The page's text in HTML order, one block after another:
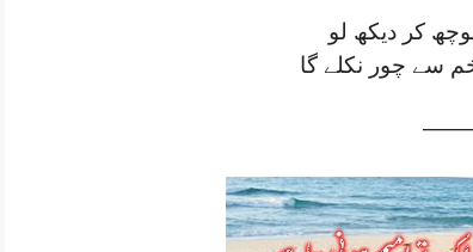
کر دیکھ لو
سے چور نکلے گا